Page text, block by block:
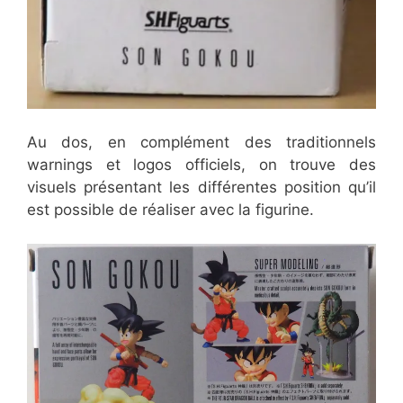
Au dos, en complément des traditionnels
warnings et logos officiels, on trouve des
visuels présentant les différentes position qu’il
est possible de réaliser avec la figurine.